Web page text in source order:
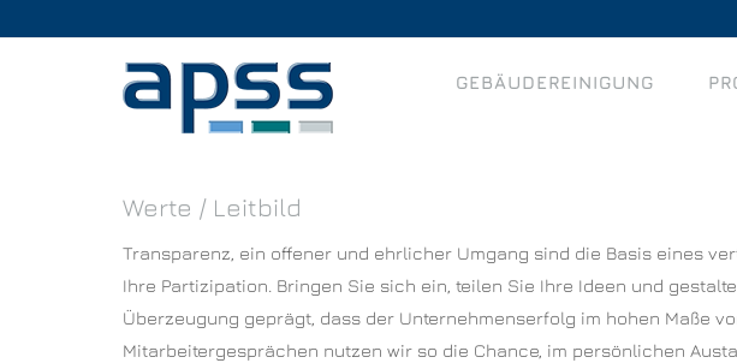
Home GEBÄUDEREINIGUNG
Werte / Leitbild
Transparenz, ein offener und ehrlicher Umgang sind die Basis eines
Ihre Partizipation. Bringen Sie sich ein, teilen Sie Ihre Ideen und
Überzeugung geprägt, dass der Unternehmenserfolg im hohen Maße
Mitarbeitergesprächen nutzen wir so die Chance, im persönlichen